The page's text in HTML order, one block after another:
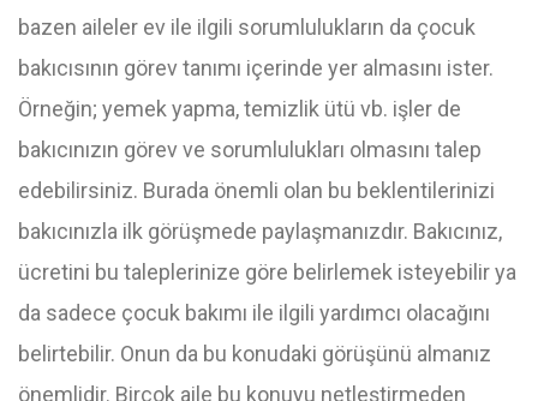
bazen aileler ev ile ilgili sorumlulukların da çocuk
bakıcısının görev tanımı içerinde yer almasını ister.
Örneğin; yemek yapma, temizlik ütü vb. işler de
bakıcınızın görev ve sorumlulukları olmasını talep
edebilirsiniz. Burada önemli olan bu beklentilerinizi
bakıcınızla ilk görüşmede paylaşmanızdır. Bakıcınız,
ücretini bu taleplerinize göre belirlemek isteyebilir ya
da sadece çocuk bakımı ile ilgili yardımcı olacağını
belirtebilir. Onun da bu konudaki görüşünü almanız
önemlidir. Birçok aile bu konuyu netleştirmeden